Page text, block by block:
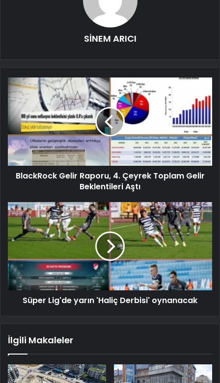
SİNEM ARICI
BlackRock Gelir Raporu, 4. Çeyrek Toplam Gelir
Beklentileri Aştı
Süper Lig'de yarın 'Haliç Derbisi' oynanacak
İlgili Makaleler